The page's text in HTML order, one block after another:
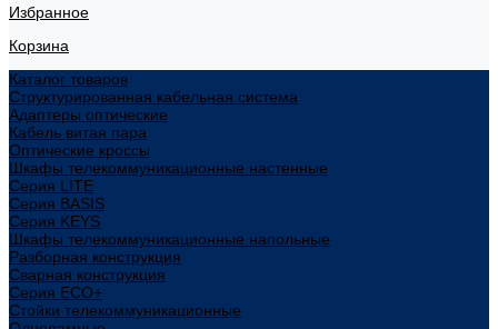
Избранное
Корзина
Каталог товаров
Структурированная кабельная система
Адаптеры оптические
Кабель витая пара
Оптические кроссы
Шкафы телекоммуникационные настенные
Cерия LITE
Cерия BASIS
Cерия KEYS
Шкафы телекоммуникационные напольные
Разборная конструкция
Сварная конструкция
Серия ECO+
Стойки телекоммуникационные